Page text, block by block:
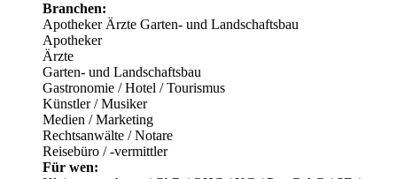
Branchen:
Apotheker Ärzte Garten- und Landschaftsbau
Apotheker
Ärzte
Garten- und Landschaftsbau
Gastronomie / Hotel / Tourismus
Künstler / Musiker
Medien / Marketing
Rechtsanwälte / Notare
Reisebüro / -vermittler
Für wen: